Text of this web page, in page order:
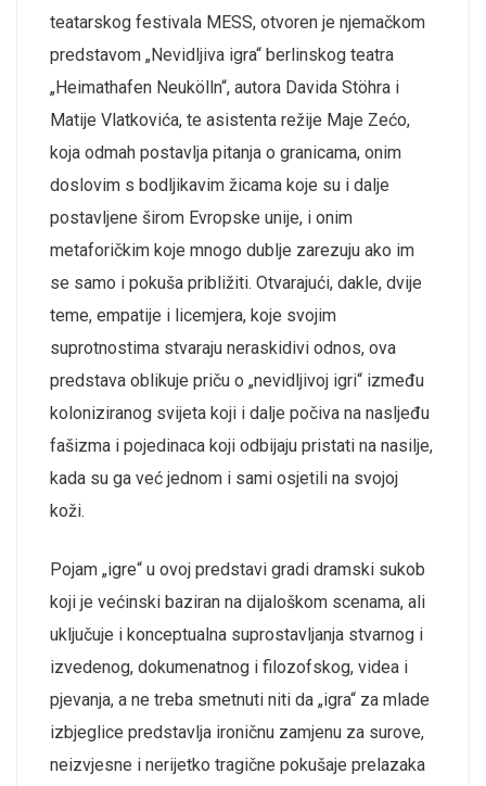
teatarskog festivala MESS, otvoren je njemačkom
predstavom „Nevidljiva igra“ berlinskog teatra
„Heimathafen Neukölln“, autora Davida Stöhra i
Matije Vlatkovića, te asistenta režije Maje Zećo,
koja odmah postavlja pitanja o granicama, onim
doslovim s bodljikavim žicama koje su i dalje
postavljene širom Evropske unije, i onim
metaforičkim koje mnogo dublje zarezuju ako im
se samo i pokuša približiti. Otvarajući, dakle, dvije
teme, empatije i licemjera, koje svojim
suprotnostima stvaraju neraskidivi odnos, ova
predstava oblikuje priču o „nevidljivoj igri“ između
koloniziranog svijeta koji i dalje počiva na nasljeđu
fašizma i pojedinaca koji odbijaju pristati na nasilje,
kada su ga već jednom i sami osjetili na svojoj
koži.
Pojam „igre“ u ovoj predstavi gradi dramski sukob
koji je većinski baziran na dijaloškom scenama, ali
uključuje i konceptualna suprostavljanja stvarnog i
izvedenog, dokumenatnog i filozofskog, videa i
pjevanja, a ne treba smetnuti niti da „igra“ za mlade
izbjeglice predstavlja ironičnu zamjenu za surove,
neizvjesne i nerijetko tragične pokušaje prelazaka